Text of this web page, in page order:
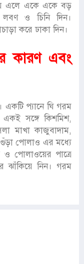
এলে একে একে বড়
ও চিনি দিন।
করে ঢাকা দিন।
কারণ এবং
একটি প্যানে ঘি গরম
সঙ্গে কিশমিশ,
মাখা কাজুবাদাম,
পোলাও এর মধ্যে
ও পোলাওয়ের পাত্রে
ঝাঁকিয়ে নিন। গরম